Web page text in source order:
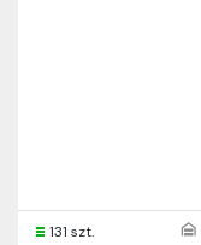
131 szt.